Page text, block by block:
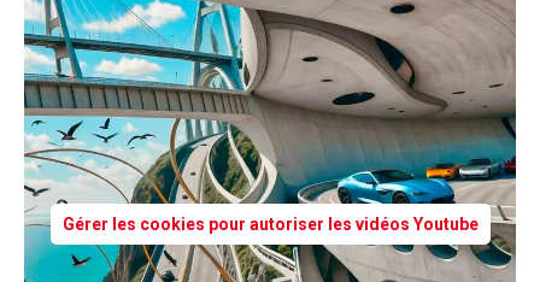
Gérer les cookies pour autoriser les vidéos Youtube